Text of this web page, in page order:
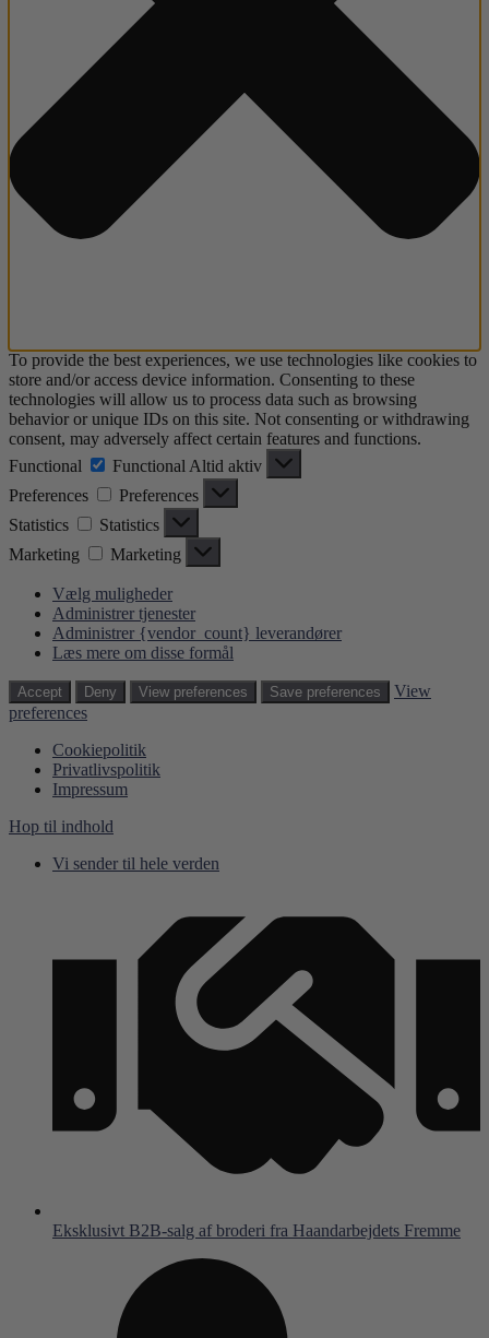
To provide the best experiences, we use technologies like cookies to
store and/or access device information. Consenting to these
technologies will allow us to process data such as browsing
behavior or unique IDs on this site. Not consenting or withdrawing
consent, may adversely affect certain features and functions.
Functional
Functional Altid aktiv
Preferences
Preferences
Statistics
Statistics
Marketing
Marketing
Vælg muligheder
Administrer tjenester
Administrer {vendor_count} leverandører
Læs mere om disse formål
Accept Deny View preferences Save preferences
View
preferences
Cookiepolitik
Privatlivspolitik
Impressum
Hop til indhold
Vi sender til hele verden
Eksklusivt B2B-salg af broderi fra Haandarbejdets Fremme